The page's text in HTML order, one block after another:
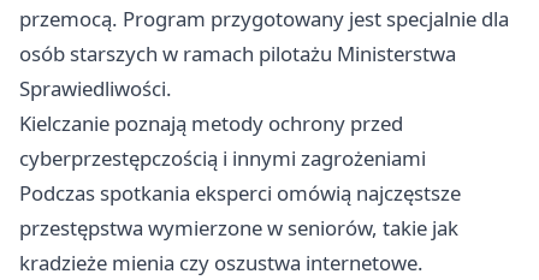
przemocą. Program przygotowany jest specjalnie dla
osób starszych w ramach pilotażu Ministerstwa
Sprawiedliwości.
Kielczanie poznają metody ochrony przed
cyberprzestępczością i innymi zagrożeniami
Podczas spotkania eksperci omówią najczęstsze
przestępstwa wymierzone w seniorów, takie jak
kradzieże mienia czy oszustwa internetowe.